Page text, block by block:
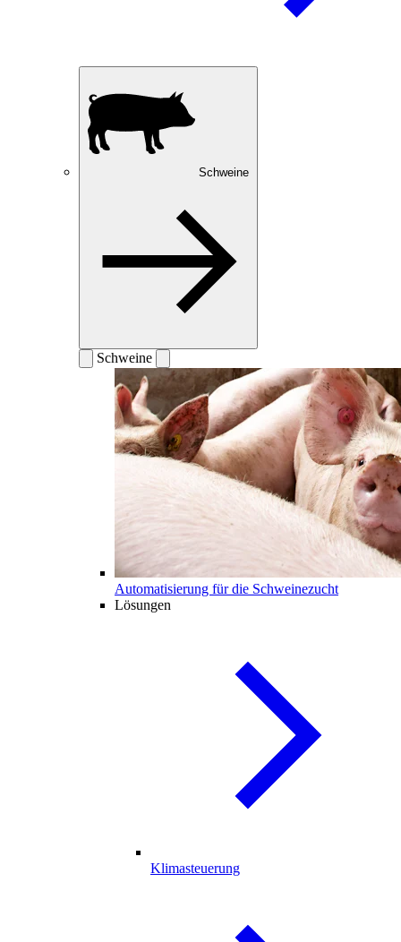
Schweine
Schweine
Automatisierung für die Schweinezucht
Lösungen
Klimasteuerung